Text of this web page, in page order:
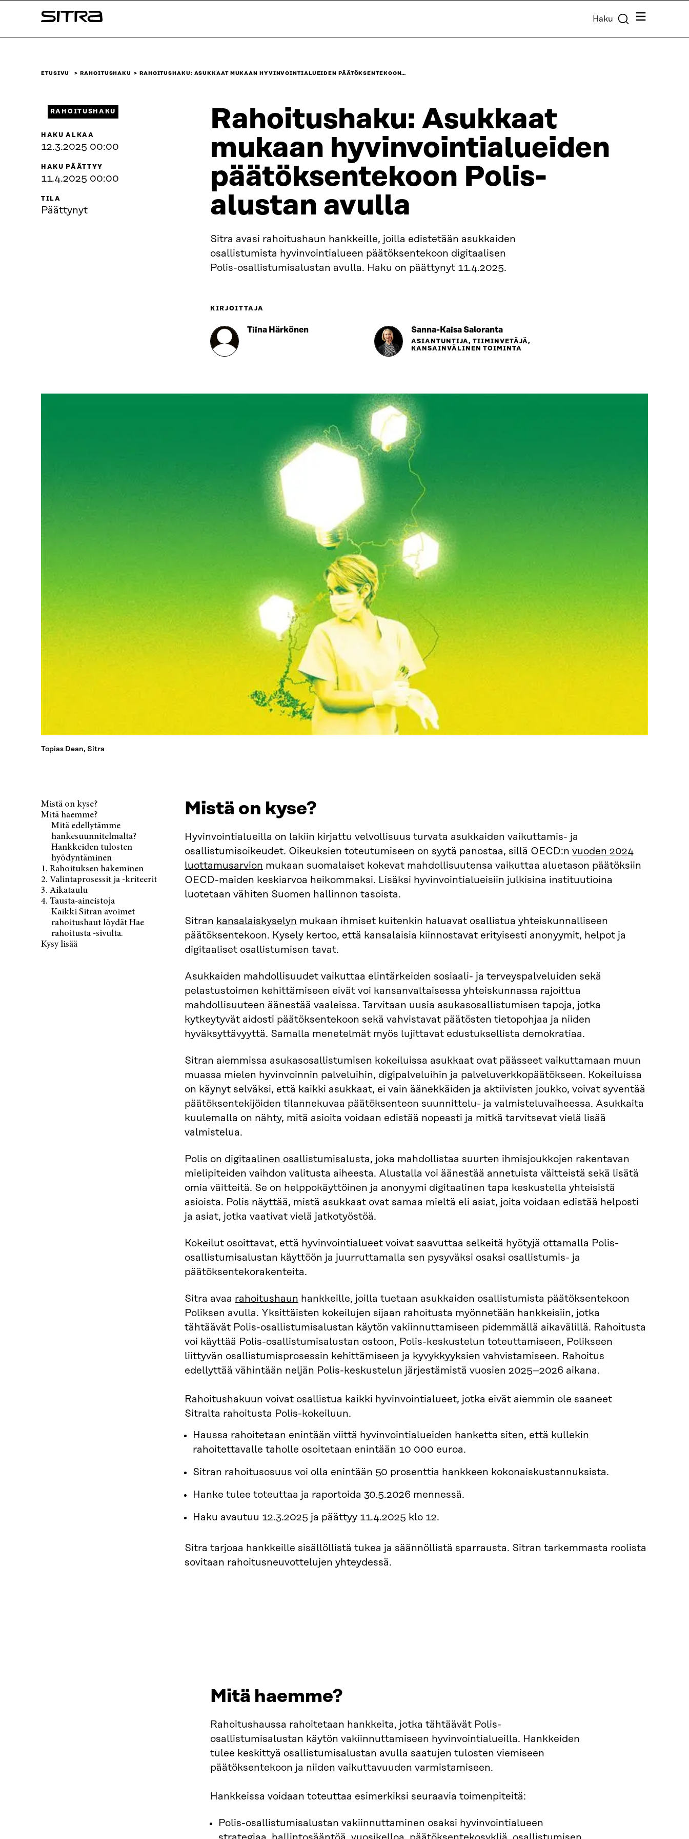
sisältöön
Sitra Haku Valikko
ETUSIVU RAHOITUSHAKU RAHOITUSHAKU: ASUKKAAT MUKAAN HYVINVOINTIALUEIDEN PÄÄTÖKSENTEKOON…
Rahoitushaku: Asukkaat
mukaan hyvinvointialueiden
päätöksentekoon Polis-
alustan avulla
Sitra avasi rahoitushaun hankkeille, joilla edistetään asukkaiden
osallistumista hyvinvointialueen päätöksentekoon digitaalisen
Polis-osallistumisalustan avulla. Haku on päättynyt 11.4.2025.
KIRJOITTAJA
Tiina Härkönen Sanna-Kaisa Saloranta
ASIANTUNTIJA, TIIMINVETÄJÄ,
KANSAINVÄLINEN TOIMINTA
RAHOITUSHAKU
HAKU ALKAA
12.3.2025 00:00
HAKU PÄÄTTYY
11.4.2025 00:00
TILA
Päättynyt
Topias Dean, Sitra
Mistä on kyse?
Mitä haemme?
Mitä edellytämme
hankesuunnitelmalta?
Hankkeiden tulosten
hyödyntäminen
1. Rahoituksen hakeminen
2. Valintaprosessit ja -kriteerit
3. Aikataulu
4. Tausta-aineistoja
Kaikki Sitran avoimet
rahoitushaut löydät Hae
rahoitusta -sivulta.
Kysy lisää
Mistä on kyse?
Hyvinvointialueilla on lakiin kirjattu velvollisuus turvata asukkaiden vaikuttamis- ja
osallistumisoikeudet. Oikeuksien toteutumiseen on syytä panostaa, sillä OECD:n vuoden 2024
luottamusarvion mukaan suomalaiset kokevat mahdollisuutensa vaikuttaa aluetason päätöksiin
OECD-maiden keskiarvoa heikommaksi. Lisäksi hyvinvointialueisiin julkisina instituutioina
luotetaan vähiten Suomen hallinnon tasoista.
Sitran kansalaiskyselyn mukaan ihmiset kuitenkin haluavat osallistua yhteiskunnalliseen
päätöksentekoon. Kysely kertoo, että kansalaisia kiinnostavat erityisesti anonyymit, helpot ja
digitaaliset osallistumisen tavat.
Asukkaiden mahdollisuudet vaikuttaa elintärkeiden sosiaali- ja terveyspalveluiden sekä
pelastustoimen kehittämiseen eivät voi kansanvaltaisessa yhteiskunnassa rajoittua
mahdollisuuteen äänestää vaaleissa. Tarvitaan uusia asukasosallistumisen tapoja, jotka
kytkeytyvät aidosti päätöksentekoon sekä vahvistavat päätösten tietopohjaa ja niiden
hyväksyttävyyttä. Samalla menetelmät myös lujittavat edustuksellista demokratiaa.
Sitran aiemmissa asukasosallistumisen kokeiluissa asukkaat ovat päässeet vaikuttamaan muun
muassa mielen hyvinvoinnin palveluihin, digipalveluihin ja palveluverkkopäätökseen. Kokeiluissa
on käynyt selväksi, että kaikki asukkaat, ei vain äänekkäiden ja aktiivisten joukko, voivat syventää
päätöksentekijöiden tilannekuvaa päätöksenteon suunnittelu- ja valmisteluvaiheessa. Asukkaita
kuulemalla on nähty, mitä asioita voidaan edistää nopeasti ja mitkä tarvitsevat vielä lisää
valmistelua.
Polis on digitaalinen osallistumisalusta, joka mahdollistaa suurten ihmisjoukkojen rakentavan
mielipiteiden vaihdon valitusta aiheesta. Alustalla voi äänestää annetuista väitteistä sekä lisätä
omia väitteitä. Se on helppokäyttöinen ja anonyymi digitaalinen tapa keskustella yhteisistä
asioista. Polis näyttää, mistä asukkaat ovat samaa mieltä eli asiat, joita voidaan edistää helposti
ja asiat, jotka vaativat vielä jatkotyöstöä.
Kokeilut osoittavat, että hyvinvointialueet voivat saavuttaa selkeitä hyötyjä ottamalla Polis-
osallistumisalustan käyttöön ja juurruttamalla sen pysyväksi osaksi osallistumis- ja
päätöksentekorakenteita.
Sitra avaa rahoitushaun hankkeille, joilla tuetaan asukkaiden osallistumista päätöksentekoon
Poliksen avulla. Yksittäisten kokeilujen sijaan rahoitusta myönnetään hankkeisiin, jotka
tähtäävät Polis-osallistumisalustan käytön vakiinnuttamiseen pidemmällä aikavälillä. Rahoitusta
voi käyttää Polis-osallistumisalustan ostoon, Polis-keskustelun toteuttamiseen, Polikseen
liittyvän osallistumisprosessin kehittämiseen ja kyvykkyyksien vahvistamiseen. Rahoitus
edellyttää vähintään neljän Polis-keskustelun järjestämistä vuosien 2025–2026 aikana.
Rahoitushakuun voivat osallistua kaikki hyvinvointialueet, jotka eivät aiemmin ole saaneet
Sitralta rahoitusta Polis-kokeiluun.
Haussa rahoitetaan enintään viittä hyvinvointialueiden hanketta siten, että kullekin
rahoitettavalle taholle osoitetaan enintään 10 000 euroa.
Sitran rahoitusosuus voi olla enintään 50 prosenttia hankkeen kokonaiskustannuksista.
Hanke tulee toteuttaa ja raportoida 30.5.2026 mennessä.
Haku avautuu 12.3.2025 ja päättyy 11.4.2025 klo 12.
Sitra tarjoaa hankkeille sisällöllistä tukea ja säännöllistä sparrausta. Sitran tarkemmasta roolista
sovitaan rahoitusneuvottelujen yhteydessä.
Mitä haemme?
Rahoitushaussa rahoitetaan hankkeita, jotka tähtäävät Polis-
osallistumisalustan käytön vakiinnuttamiseen hyvinvointialueilla. Hankkeiden
tulee keskittyä osallistumisalustan avulla saatujen tulosten viemiseen
päätöksentekoon ja niiden vaikuttavuuden varmistamiseen.
Hankkeissa voidaan toteuttaa esimerkiksi seuraavia toimenpiteitä:
Polis-osallistumisalustan vakiinnuttaminen osaksi hyvinvointialueen